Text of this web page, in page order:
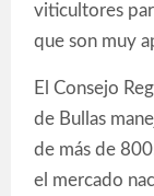
viticultores
que son muy
El Consejo
de Bullas
de más de
el mercado